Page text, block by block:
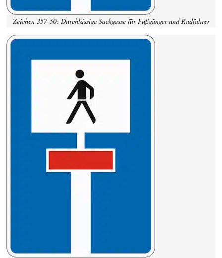
Zeichen 357-50: Durchlässige Sackgasse für Fußgänger und Radfahrer